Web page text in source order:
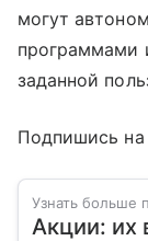
могут
программами
заданной
Подпишись на
Узнать больше
Акции: их